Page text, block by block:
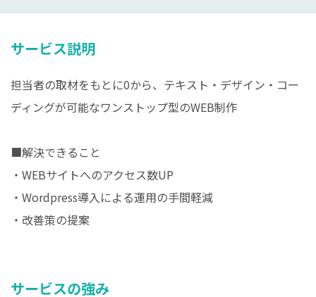
サービス説明
担当者の取材をもとに0から、テキスト・デザイン・コー
ディングが可能なワンストップ型のWEB制作
■解決できること
・WEBサイトへのアクセス数UP
・Wordpress導入による運用の手間軽減
・改善策の提案
サービスの強み